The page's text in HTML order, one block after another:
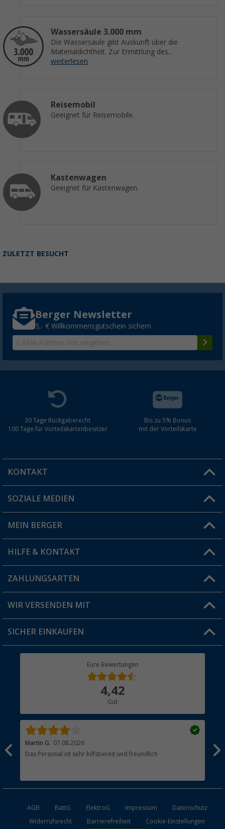
Wassersäule 3.000 mm
Die Wassersäule gibt Auskunft über die
Materialdichtheit. Zur Ermittlung des...
weiterlesen
Reisemobil
Geeignet für Reisemobile.
Kastenwagen
Geeignet für Kastenwagen.
ZULETZT BESUCHT
Berger Newsletter
5,- € Willkommensgutschein sichern
30 Tage Rückgaberecht
100 Tage für Vorteilskartenbesitzer
Bis zu 5% Bonus
mit der Vorteilskarte
KONTAKT
Du hast eine Frage?
Filiale finden
SOZIALE MEDIEN
MEIN BERGER
Vorteilskarte
Blog
Jobs & Karriere
HILFE & KONTAKT
FAQ & Kontakt
Versandinformationen
Rücksendung
ZAHLUNGSARTEN
WIR VERSENDEN MIT
SICHER EINKAUFEN
Eure Bewertungen
4,42
Gut
Martin G. 07.08.2026
Das Personal ist sehr hilfsbereit und freundlich
AGB BattG ElektroG Impressum
Datenschutz
Widerrufsrecht
Barrierefreiheit Cookie-Einstellungen